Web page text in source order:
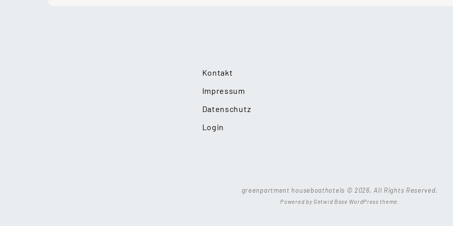
Kontakt
Impressum
Datenschutz
Login
greenpartment houseboathotels © 2026. All Rights Reserved.
Powered by Getwid Base WordPress theme.